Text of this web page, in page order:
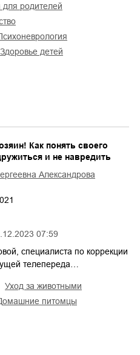
для родителей
психоневрология
здоровье детей
07:59
Как понять своего
и не навредить
Александрова
специалиста по коррекции
телепереда…
уход за животными
домашние питомцы